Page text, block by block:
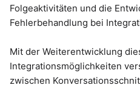
Folgeaktivitäten und die
Fehlerbehandlung bei
Mit der Weiterentwicklung
Integrationsmöglichkeiten
zwischen